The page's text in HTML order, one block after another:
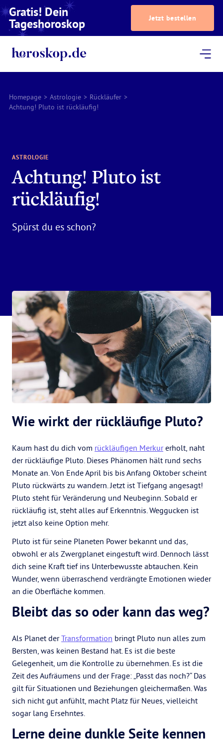
Gratis! Dein
Tageshoroskop Jetzt bestellen
Homepage > Astrologie > Rückläufer >
Achtung! Pluto ist rückläufig!
ASTROLOGIE
Achtung! Pluto ist
rückläufig!
Spürst du es schon?
Wie wirkt der rückläufige Pluto?
Kaum hast du dich vom rückläufigen Merkurerholt, naht
der rückläufige Pluto. Dieses Phänomen hält rund sechs
Monate an. Von Ende April bis bis Anfang Oktober scheint
Pluto rückwärts zu wandern. Jetzt ist Tiefgang angesagt!
Pluto steht für Veränderung und Neubeginn. Sobald er
rückläufig ist, steht alles auf Erkenntnis. Weggucken ist
jetzt also keine Option mehr.
Pluto ist für seine Planeten Power bekannt und das,
obwohl er als Zwergplanet eingestuft wird. Dennoch lässt
dich seine Kraft tief ins Unterbewusste abtauchen. Kein
Wunder, wenn überraschend verdrängte Emotionen wieder
an die Oberfläche kommen.
Bleibt das so oder kann das weg?
Als Planet derTransformation bringt Pluto nun alles zum
Bersten, was keinen Bestand hat. Es ist die beste
Gelegenheit, um die Kontrolle zu übernehmen. Es ist die
Zeit des Aufräumens und der Frage: „Passt das noch?“ Das
gilt für Situationen und Beziehungen gleichermaßen. Was
sich nicht gut anfühlt, macht Platz für Neues, vielleicht
sogar lang Ersehntes.
Lerne deine dunkle Seite kennen